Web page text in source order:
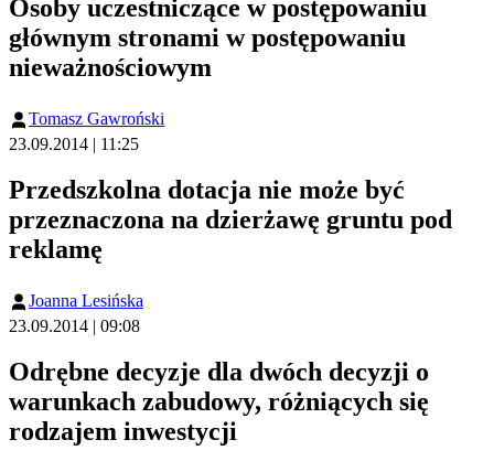
Osoby uczestniczące w postępowaniu
głównym stronami w postępowaniu
nieważnościowym
Tomasz Gawroński
23.09.2014 | 11:25
Przedszkolna dotacja nie może być
przeznaczona na dzierżawę gruntu pod
reklamę
Joanna Lesińska
23.09.2014 | 09:08
Odrębne decyzje dla dwóch decyzji o
warunkach zabudowy, różniących się
rodzajem inwestycji